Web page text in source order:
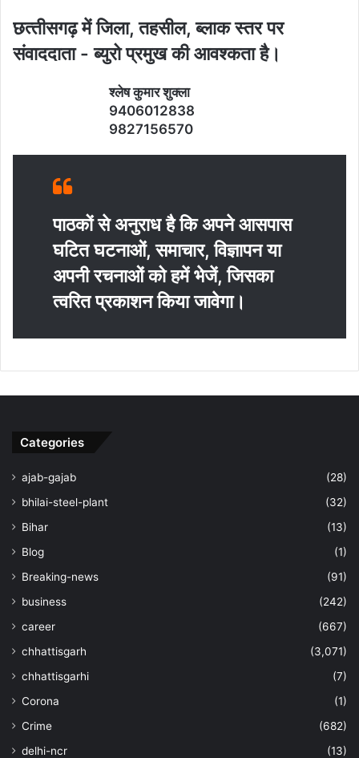
छत्‍तीसगढ़ में जिला, तहसील, ब्‍लाक स्‍तर पर
संवाददाता - ब्‍युरो प्रमुख की आवश्‍कता है।
श्‍लेष कुमार शुक्‍ला
9406012838
9827156570
पाठकों से अनुराध है कि अपने आसपास
घटित घटनाओं, समाचार, विज्ञापन या
अपनी रचनाओं को हमें भेजें, जिसका
त्‍वरित प्रकाशन किया जावेगा।
Categories
ajab-gajab
(28)
bhilai-steel-plant
(32)
Bihar
(13)
Blog
(1)
Breaking-news
(91)
business
(242)
career
(667)
chhattisgarh
(3,071)
chhattisgarhi
(7)
Corona
(1)
Crime
(682)
delhi-ncr
(13)